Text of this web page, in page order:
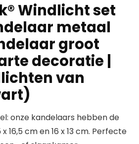
Windlicht set
metaal
groot
decoratie |
van
onze kandelaars hebben de
16,5 cm en 16 x 13 cm. Perfecte